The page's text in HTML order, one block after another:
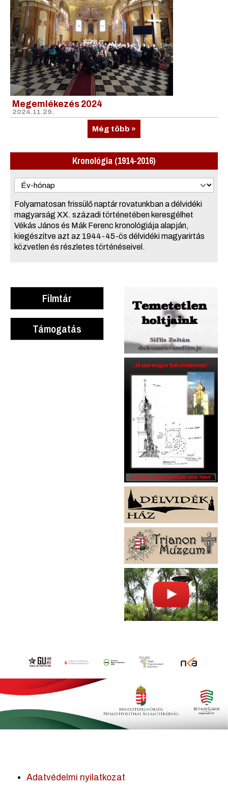
Filmtár
Támogatás
Megemlékezés 2024
2024.11.29.
Még több »
Kronológia (1914-2016)
Folyamatosan frissülő naptár rovatunkban a délvidéki
magyarság XX. századi történetében keresgélhet
Vékás János és Mák Ferenc kronológiája alapján,
kiegészítve azt az 1944-45-ös délvidéki magyarirtás
közvetlen és részletes történéseivel.
Adatvédelmi nyilatkozat